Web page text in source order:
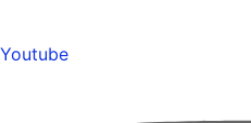
Youtube